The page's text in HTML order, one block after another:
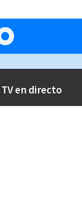
TV en directo